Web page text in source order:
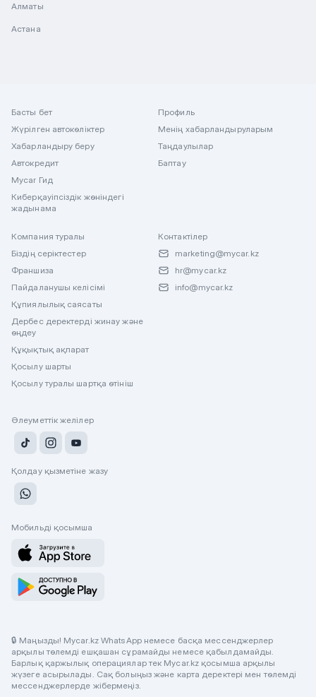
Алматы
Астана
Басты бет
Жүрілген автокөліктер
Хабарландыру беру
Автокредит
Mycar Гид
Киберқауіпсіздік жөніндегі
жадынама
Профиль
Менің хабарландыруларым
Таңдаулылар
Баптау
Компания туралы
Біздің серіктестер
Франшиза
Пайдаланушы келісімі
Құпиялылық саясаты
Дербес деректерді жинау және
өңдеу
Құқықтық ақпарат
Қосылу шарты
Қосылу туралы шартқа өтініш
Контактілер
marketing@mycar.kz
hr@mycar.kz
info@mycar.kz
Әлеуметтік желілер
Қолдау қызметіне жазу
Мобильді қосымша
🔒 Маңызды! Mycar.kz WhatsApp немесе басқа мессенджерлер
арқылы төлемді ешқашан сұрамайды немесе қабылдамайды.
Барлық қаржылық операциялар тек Mycar.kz қосымша арқылы
жүзеге асырылады. Сақ болыңыз және карта деректері мен төлемді
мессенджерлерде жібермеңіз.